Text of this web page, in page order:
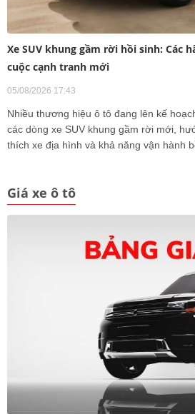
Xe SUV khung gầm rời hồi sinh: Các
cuộc cạnh tranh mới
05/08/2026 17:43
Nhiều thương hiệu ô tô đang lên kế
các dòng xe SUV khung gầm rời mới,
thích xe địa hình và khả năng vận hành
Giá xe ô tô